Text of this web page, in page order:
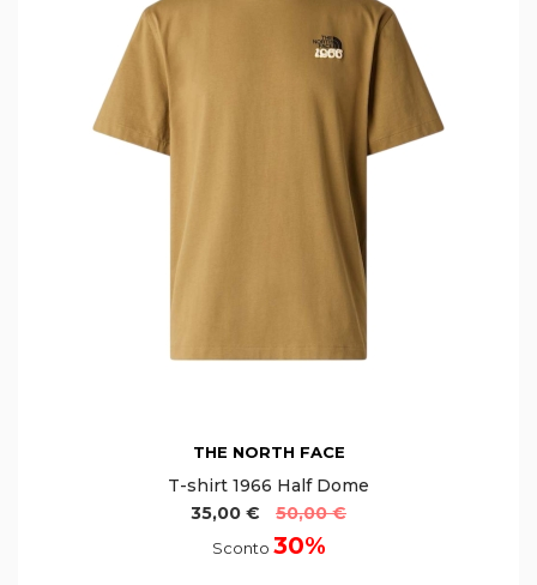
THE NORTH FACE
T-shirt 1966 Half Dome
35,00 €
50,00 €
Sconto 30%